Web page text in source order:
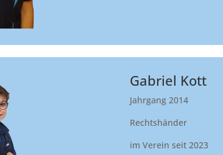
Gabriel Kott
Jahrgang 2014
Rechtshänder
im Verein seit 2023